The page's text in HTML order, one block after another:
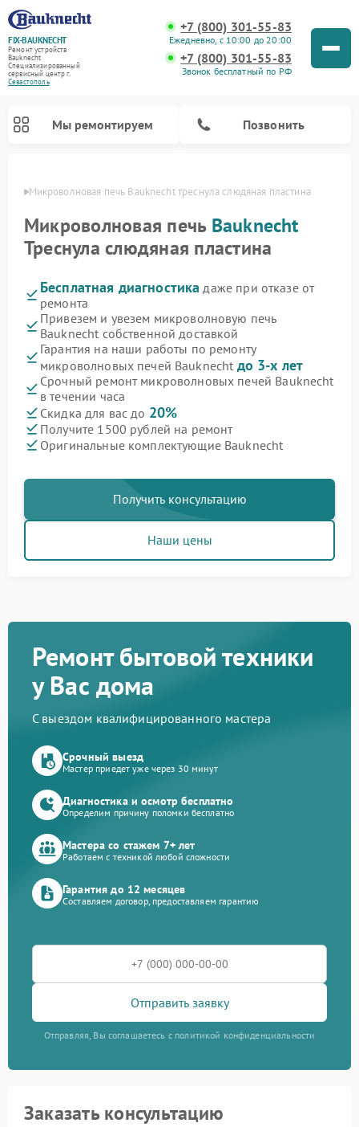
FIX-BAUKNECHT
Ремонт устройств
Bauknecht
Специализированный
cервисный центр г.
Севастополь
+7 (800) 301-55-83
Ежедневно, с 10:00 до 20:00
+7 (800) 301-55-83
Звонок бесплатный по РФ
Мы ремонтируем Позвонить
Микроволновая печь Bauknecht треснула слюдяная пластина
Микроволновая печь Bauknecht
Треснула слюдяная пластина
Бесплатная диагностика даже при отказе от
ремонта
Привезем и увезем микроволновую печь
Bauknecht собственной доставкой
Гарантия на наши работы по ремонту
микроволновых печей Bauknecht до 3-х лет
Срочный ремонт микроволновых печей Bauknecht
в течении часа
Скидка для вас до 20%
Получите 1500 рублей на ремонт
Оригинальные комплектующие Bauknecht
Получить консультацию
Наши цены
Ремонт бытовой техники
у Вас дома
С выездом квалифицированного мастера
Срочный выезд
Мастер приедет уже через 30 минут
Диагностика и осмотр бесплатно
Определим причину поломки бесплатно
Мастера со стажем 7+ лет
Работаем с техникой любой сложности
Гарантия до 12 месяцев
Составляем договор, предоставляем гарантию
Отправить заявку
Отправляя, Вы соглашаетесь с политикой конфиденциальности
Заказать консультацию